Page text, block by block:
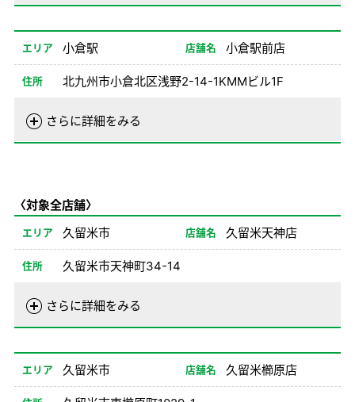
08/26-12/31 08:00-20:00
備考 ※1、2No不可
エリア 小倉駅 店舗名 小倉駅前店
住所 北九州市小倉北区浅野2-14-1KMMビル1F
さらに詳細をみる
電話番号 093-511-0100
備考 ※1、2、8NO不可
〈対象全店舗〉
エリア 久留米市 店舗名 久留米天神店
住所 久留米市天神町34-14
さらに詳細をみる
電話番号 0942-34-0100
08/26-12/31 08:00-20:00
備考
エリア 久留米市 店舗名 久留米櫛原店